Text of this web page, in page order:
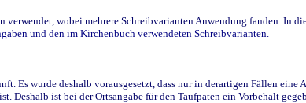
wobei mehrere Schreibvarianten Anwendung fanden. In
und den im Kirchenbuch verwendeten Schreibvarianten.
Es wurde deshalb vorausgesetzt, dass nur in derartigen Fällen
ist bei der Ortsangabe für den Taufpaten ein Vorbehalt